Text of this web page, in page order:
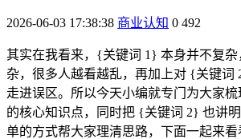
2026-06-03 17:38:38 商业认知 0 492
其实在我看来，{关键词 1} 本身并不复
杂，很多人越看越乱，再加上对 {关键词
走进误区。所以今天小编就专门为大家
的核心知识点，同时把 {关键词 2} 也讲
单的方式帮大家理清思路，下面一起来看